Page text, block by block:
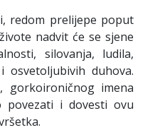
redom prelijepe poput
nadvit će se sjene
silovanja, ludila,
duhova.
gorkoironičnog imena
povezati i dovesti ovu